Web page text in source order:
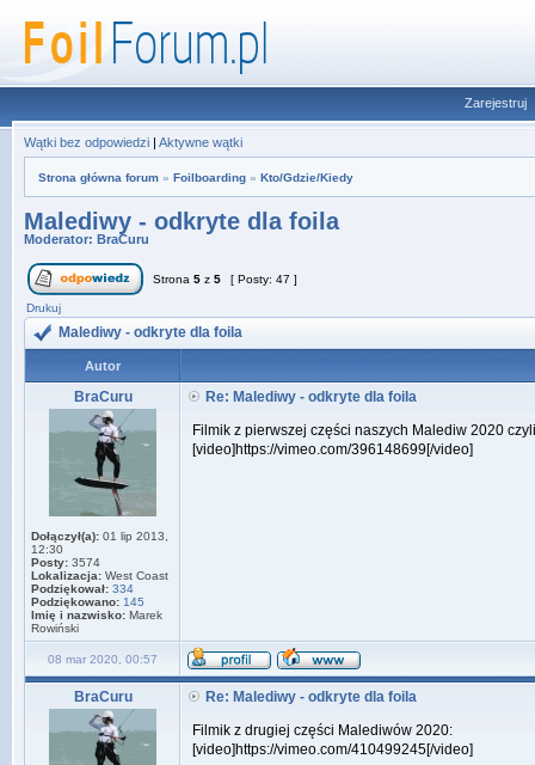
Zarejestruj
Wątki bez odpowiedzi | Aktywne wątki
Strona główna forum » Foilboarding » Kto/Gdzie/Kiedy
Malediwy - odkryte dla foila
Moderator: BraCuru
Strona 5 z 5 [ Posty: 47 ]
Drukuj
Malediwy - odkryte dla foila
Autor
BraCuru
Dołączył(a): 01 lip 2013,
12:30
Posty: 3574
Lokalizacja: West Coast
Podziękował: 334
Podziękowano: 145
Imię i nazwisko: Marek
Rowiński
Re: Malediwy - odkryte dla foila
Filmik z pierwszej części naszych Malediw 2020
[video]https://vimeo.com/396148699[/video]
08 mar 2020, 00:57
BraCuru
Re: Malediwy - odkryte dla foila
Filmik z drugiej części Malediwów 2020:
[video]https://vimeo.com/410499245[/video]